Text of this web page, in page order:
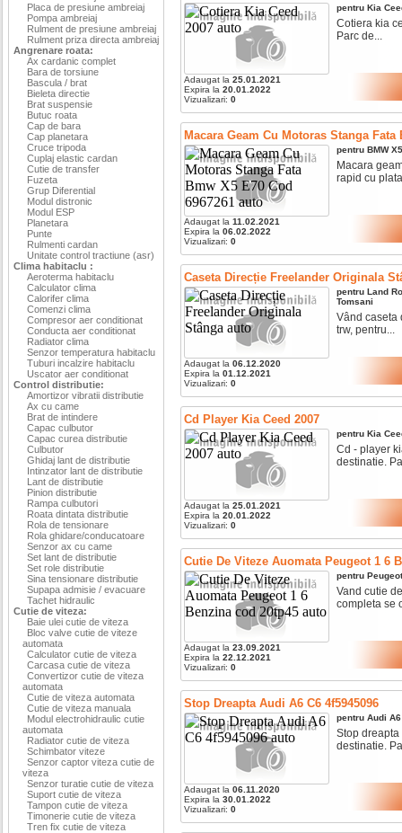
Placa de presiune ambreiaj
Pompa ambreiaj
Rulment de presiune ambreiaj
Rulment priza directa ambreiaj
Angrenare roata:
Ax cardanic complet
Bara de torsiune
Bascula / brat
Bieleta directie
Brat suspensie
Butuc roata
Cap de bara
Cap planetara
Cruce tripoda
Cuplaj elastic cardan
Cutie de transfer
Fuzeta
Grup Diferential
Modul distronic
Modul ESP
Planetara
Punte
Rulmenti cardan
Unitate control tractiune (asr)
Clima habitaclu :
Aeroterma habitaclu
Calculator clima
Calorifer clima
Comenzi clima
Compresor aer conditionat
Conducta aer conditionat
Radiator clima
Senzor temperatura habitaclu
Tuburi incalzire habitaclu
Uscator aer conditionat
Control distributie:
Amortizor vibratii distributie
Ax cu came
Brat de intindere
Capac culbutor
Capac curea distributie
Culbutor
Ghidaj lant de distributie
Intinzator lant de distributie
Lant de distributie
Pinion distributie
Rampa culbutori
Roata dintata distributie
Rola de tensionare
Rola ghidare/conducatoare
Senzor ax cu came
Set lant de distributie
Set role distributie
Sina tensionare distributie
Supapa admisie / evacuare
Tachet hidraulic
Cutie de viteza:
Baie ulei cutie de viteza
Bloc valve cutie de viteze
automata
Calculator cutie de viteza
Carcasa cutie de viteza
Convertizor cutie de viteza
automata
Cutie de viteza automata
Cutie de viteza manuala
Modul electrohidraulic cutie
automata
Radiator cutie de viteza
Schimbator viteze
Senzor captor viteza cutie de
viteza
Senzor turatie cutie de viteza
Suport cutie de viteza
Tampon cutie de viteza
Timonerie cutie de viteza
Tren fix cutie de viteza
Adaugat la 25.01.2021
Expira la 20.01.2022
Vizualizari: 0
pentru Kia
Cotiera kia
Parc de...
Macara Geam Cu Motoras Stanga Fata
Adaugat la 11.02.2021
Expira la 06.02.2022
Vizualizari: 0
pentru BMW X5
Macara
rapid cu
Caseta Direcție Freelander Originala
Adaugat la 06.12.2020
Expira la 01.12.2021
Vizualizari: 0
pentru Land
Tomsani
Vând caseta
trw, pentru...
Cd Player Kia Ceed 2007
Adaugat la 25.01.2021
Expira la 20.01.2022
Vizualizari: 0
pentru Kia
Cd - player
destinatie.
Cutie De Viteze Auomata Peugeot 1 6
Adaugat la 23.09.2021
Expira la 22.12.2021
Vizualizari: 0
pentru Peugeot
Vand cutie
completa se
Stop Dreapta Audi A6 C6 4f5945096
Adaugat la 06.11.2020
Expira la 30.01.2022
Vizualizari: 0
pentru Audi A6
Stop
destinatie.